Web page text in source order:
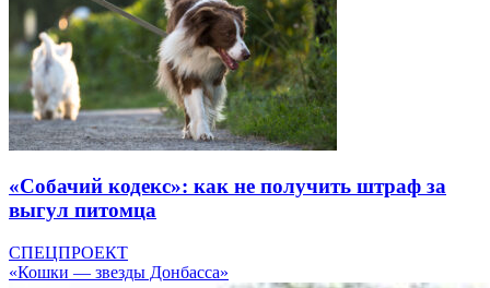
«Собачий кодекс»: как не получить штраф за
выгул питомца
СПЕЦПРОЕКТ
«Кошки — звезды Донбасса»